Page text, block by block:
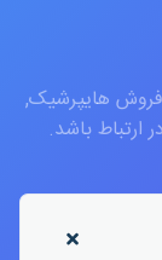
فروش هایپرشیک,
باشد.